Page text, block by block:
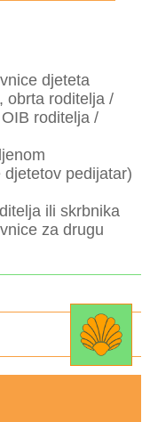
djeteta
obrta roditelja /
roditelja /
pedijatar)
ili skrbnika
za drugu